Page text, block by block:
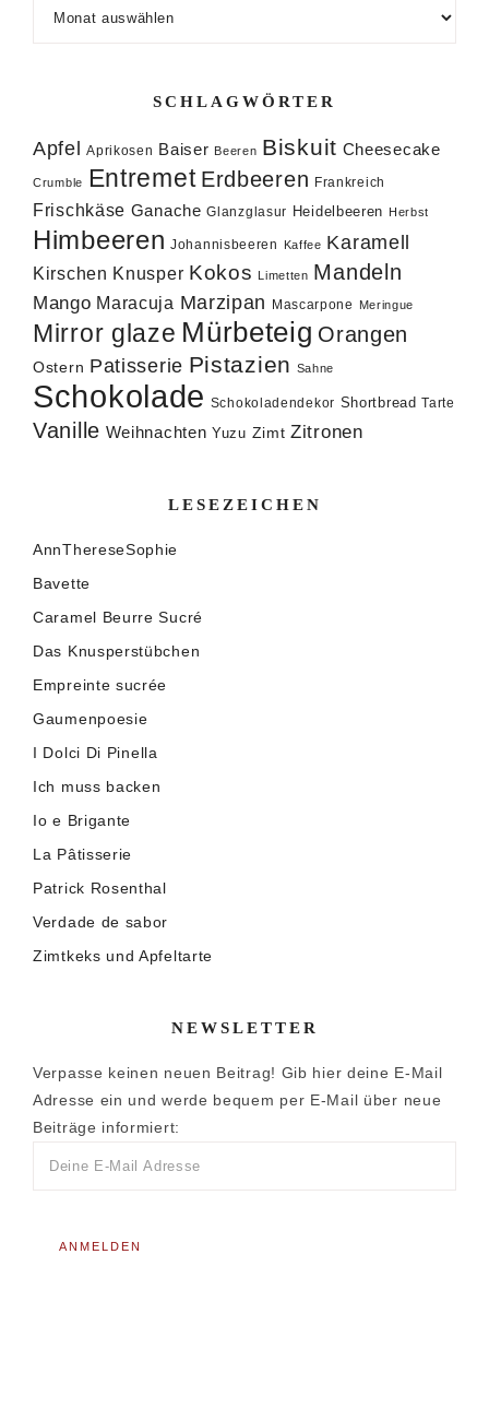
SCHLAGWÖRTER
Apfel Aprikosen Baiser Beeren Biskuit Cheesecake
Crumble Entremet Erdbeeren Frankreich
Frischkäse Ganache Glanzglasur Heidelbeeren Herbst
Himbeeren Johannisbeeren Kaffee Karamell
Kirschen Knusper Kokos Limetten Mandeln
Mango Maracuja Marzipan Mascarpone Meringue
Mirror glaze Mürbeteig Orangen
Ostern Patisserie Pistazien Sahne
Schokolade Schokoladendekor Shortbread Tarte
Vanille Weihnachten Yuzu Zimt Zitronen
LESEZEICHEN
AnnThereseSophie
Bavette
Caramel Beurre Sucré
Das Knusperstübchen
Empreinte sucrée
Gaumenpoesie
I Dolci Di Pinella
Ich muss backen
Io e Brigante
La Pâtisserie
Patrick Rosenthal
Verdade de sabor
Zimtkeks und Apfeltarte
NEWSLETTER
Verpasse keinen neuen Beitrag! Gib hier deine E-Mail
Adresse ein und werde bequem per E-Mail über neue
Beiträge informiert: